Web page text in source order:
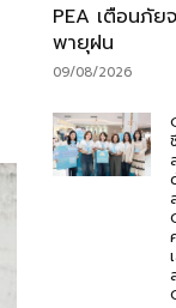
PEA เตือนภัย
พายุฝน
09/08/2026